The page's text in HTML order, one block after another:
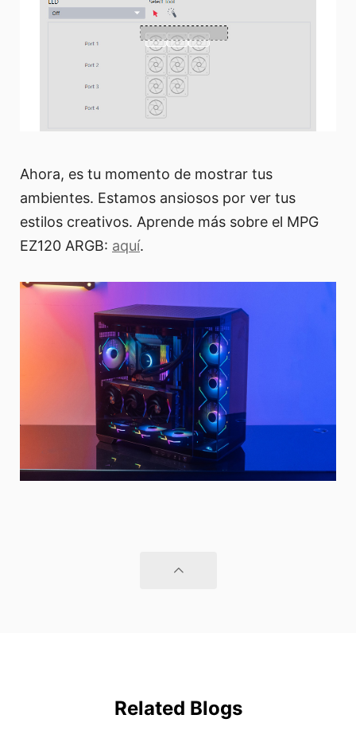
Ahora, es tu momento de mostrar tus
ambientes. Estamos ansiosos por ver tus
estilos creativos. Aprende más sobre el MPG
EZ120 ARGB: aquí.
Related Blogs